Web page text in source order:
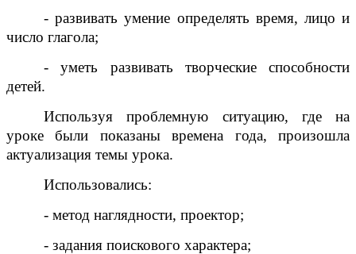
- развивать умение определять время, лицо и
число глагола;
- уметь развивать творческие способности
детей.
Используя проблемную ситуацию, где на
уроке были показаны времена года, произошла
актуализация темы урока.
Использовались:
- метод наглядности, проектор;
- задания поискового характера;